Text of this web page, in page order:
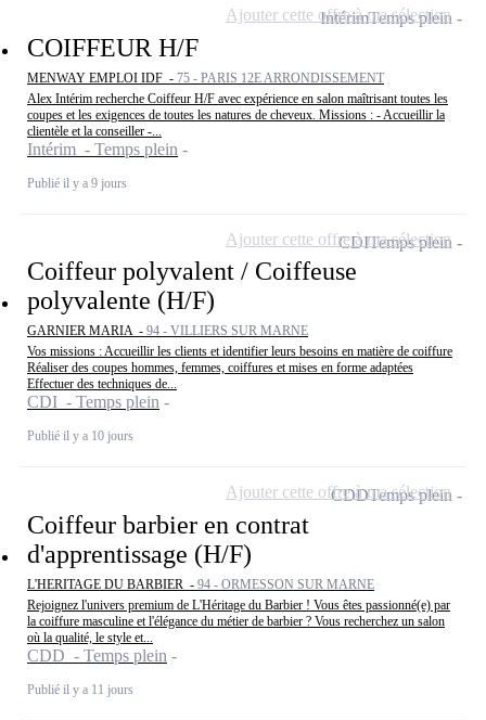
COIFFEUR H/F
MENWAY EMPLOI IDF - 75 - PARIS 12E ARRONDISSEMENT
Alex Intérim recherche Coiffeur H/F avec expérience en salon maîtrisant toutes les
coupes et les exigences de toutes les natures de cheveux. Missions : - Accueillir la
clientèle et la conseiller -...
Intérim - Temps plein
Publié il y a 9 jours
IntérimTemps plein
Ajouter cette offre à ma sélection
Coiffeur polyvalent / Coiffeuse
polyvalente (H/F)
GARNIER MARIA - 94 - VILLIERS SUR MARNE
Vos missions : Accueillir les clients et identifier leurs besoins en matière de coiffure
Réaliser des coupes hommes, femmes, coiffures et mises en forme adaptées
Effectuer des techniques de...
CDI - Temps plein
Publié il y a 10 jours
CDITemps plein
Ajouter cette offre à ma sélection
Coiffeur barbier en contrat
d'apprentissage (H/F)
L'HERITAGE DU BARBIER - 94 - ORMESSON SUR MARNE
Rejoignez l'univers premium de L'Héritage du Barbier ! Vous êtes passionné(e) par
la coiffure masculine et l'élégance du métier de barbier ? Vous recherchez un salon
où la qualité, le style et...
CDD - Temps plein
Publié il y a 11 jours
CDDTemps plein
Ajouter cette offre à ma sélection